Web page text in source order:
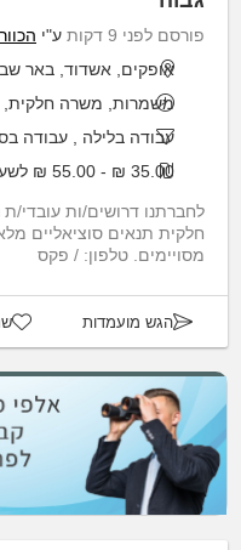
פורסם לפני 9 דקות ע"י
אופקים, אשדוד, באר
משמרות, משרה חלקית,
עבודה בלילה
עבודה
35.00 ₪ - 55.00 ₪ לשעה
לחברתנו דרושים/ות עובדי/ת
חלקית תנאים סוציאליים
מסויימים. טלפון: / פקס
הגש מועמדות